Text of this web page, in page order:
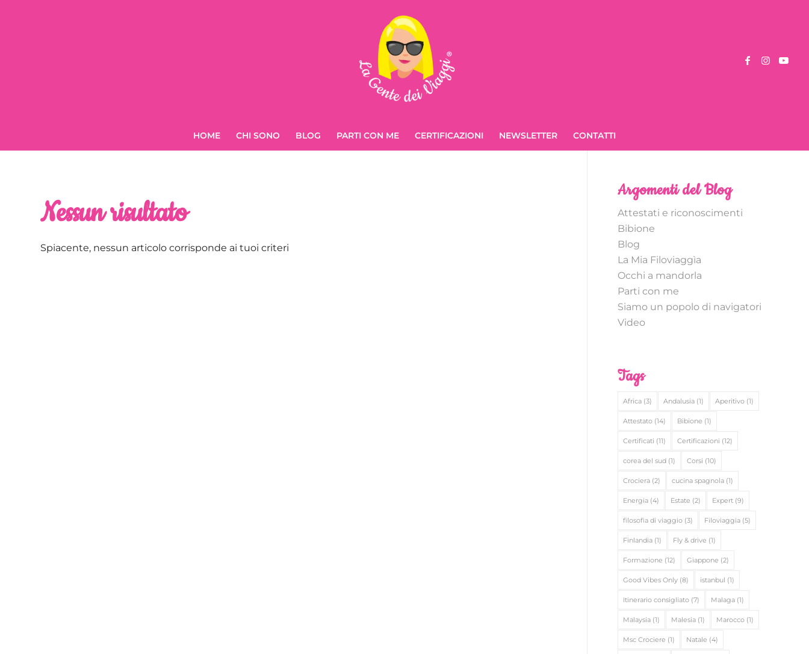
HOME CHI SONO BLOG PARTI CON ME CERTIFICAZIONI NEWSLETTER CONTATTI
Nessun risultato
Spiacente, nessun articolo corrisponde ai tuoi criteri
Argomenti del Blog
Attestati e riconoscimenti
Bibione
Blog
La Mia Filoviaggìa
Occhi a mandorla
Parti con me
Siamo un popolo di navigatori
Video
Tags
Africa(3) Andalusia(1) Aperitivo(1)
Attestato(14) Bibione (1)
Certificati (11) Certificazioni (12)
corea del sud(1) Corsi (10)
Crociera(2) cucina spagnola(1)
Energia(4) Estate (2) Expert(9)
filosofia di viaggio(3) Filoviaggia(5)
Finlandia(1) Fly & drive (1)
Formazione (12) Giappone (2)
Good Vibes Only(8) istanbul (1)
Itinerario consigliato(7) Malaga(1)
Malaysia(1) Malesia(1) Marocco(1)
Msc Crociere (1) Natale (4)